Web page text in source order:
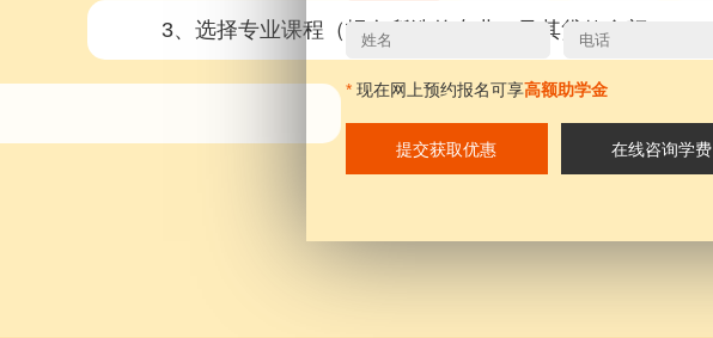
3、选择专业课程（报名所选的专业）及其贷款金额
* 现在网上预约报名可享高额助学金
提交获取优惠 在线咨询学费